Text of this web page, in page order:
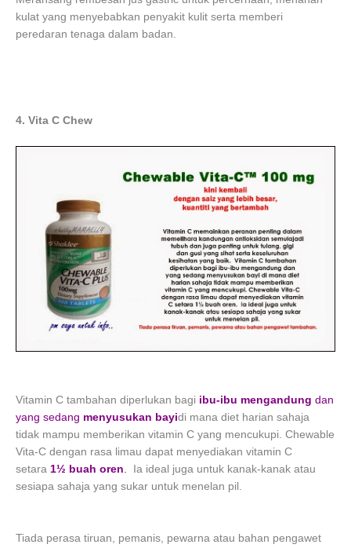
kulat yang menyebabkan penyakit kulit serta memberi
peredaran tenaga dalam badan.
4. Vita C Chew
Vitamin C tambahan diperlukan bagi ibu-ibu mengandung dan
yang sedang menyusukan bayidi mana diet harian sahaja
tidak mampu memberikan vitamin C yang mencukupi. Chewable
Vita-C dengan rasa limau dapat menyediakan vitamin C
setara 1½ buah oren
Ia ideal juga untuk kanak-kanak atau
sesiapa sahaja yang sukar untuk menelan pil.
Tiada perasa tiruan, pemanis, pewarna atau bahan pengawet